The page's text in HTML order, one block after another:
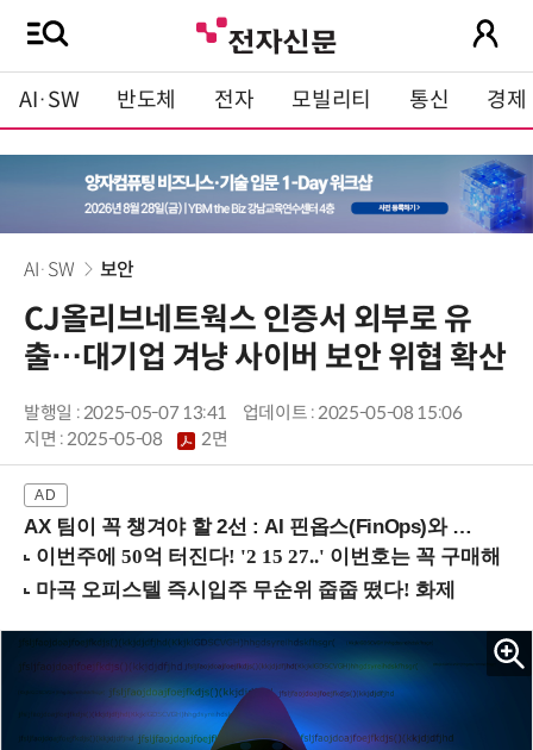
AI·SW 반도체 전자 모빌리티 통신 경제
AI·SW 보안
CJ올리브네트웍스 인증서 외부로 유
출…대기업 겨냥 사이버 보안 위협 확산
발행일 : 2025-05-07 13:41
업데이트 : 2025-05-08 15:06
지면 :2025-05-08 2면
AX 팀이 꼭 챙겨야 할 2선 : AI 핀옵스(FinOps)와 토큰 거버넌스 (8/21 잠실역)